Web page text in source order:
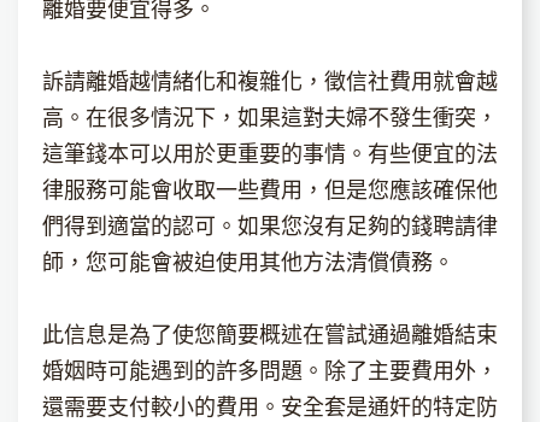
離婚要便宜得多。
訴請離婚越情緒化和複雜化，徵信社費用就會越
高。在很多情況下，如果這對夫婦不發生衝突，
這筆錢本可以用於更重要的事情。有些便宜的法
律服務可能會收取一些費用，但是您應該確保他
們得到適當的認可。如果您沒有足夠的錢聘請律
師，您可能會被迫使用其他方法清償債務。
此信息是為了使您簡要概述在嘗試通過離婚結束
婚姻時可能遇到的許多問題。除了主要費用外，
還需要支付較小的費用。安全套是通奸的特定防